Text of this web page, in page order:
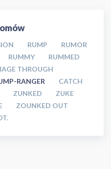
RUMP
RUMOR
RUMMY
RUMMED
THROUGH
RANGER
CATCH
ZUNKED
ZUKE
ZOUNKED OUT